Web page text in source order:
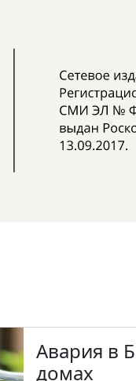
Авария в
домах